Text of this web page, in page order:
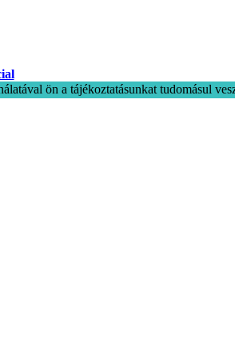
ön a tájékoztatásunkat tudomásul